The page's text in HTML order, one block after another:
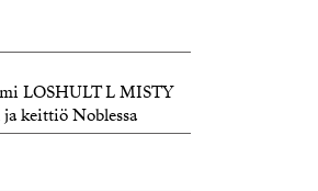
LOSHULT L MISTY
keittiö Noblessa